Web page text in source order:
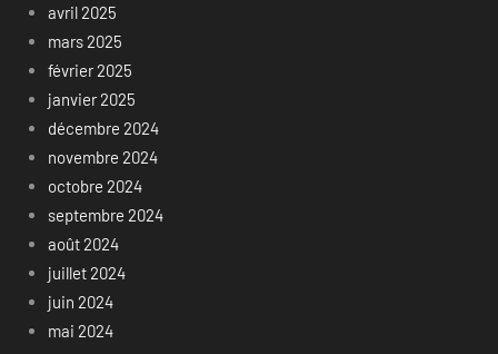
avril 2025
mars 2025
février 2025
janvier 2025
décembre 2024
novembre 2024
octobre 2024
septembre 2024
août 2024
juillet 2024
juin 2024
mai 2024